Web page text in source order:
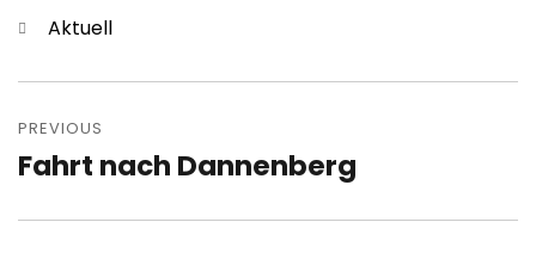
Categories
Aktuell
navigation
PREVIOUS
Previous
Fahrt nach Dannenberg